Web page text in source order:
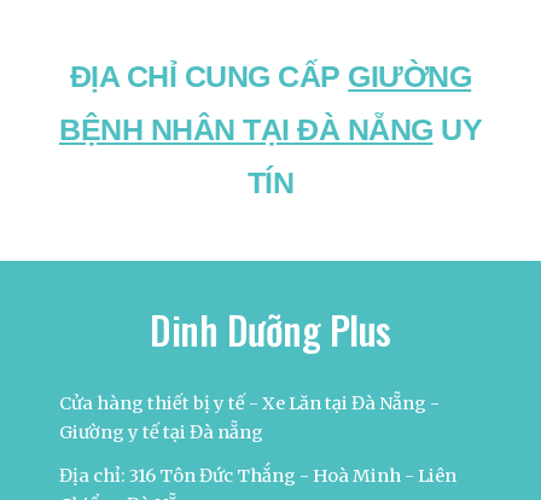
ĐỊA CHỈ CUNG CẤP GIƯỜNG
BỆNH NHÂN TẠI ĐÀ NẴNG UY
TÍN
Dinh Dưỡng Plus
Cửa hàng thiết bị y tế - Xe Lăn tại Đà Nẵng -
Giường y tế tại Đà nẵng
Địa chỉ: 316 Tôn Đức Thắng - Hoà Minh - Liên